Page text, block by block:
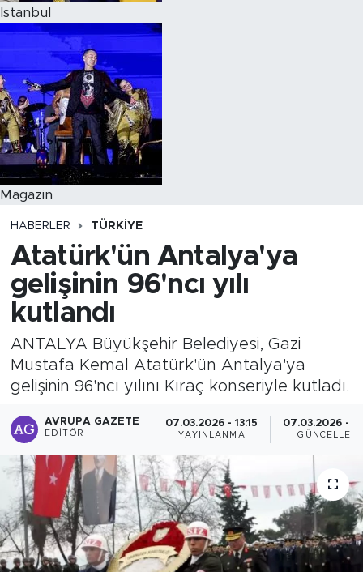
Istanbul
Magazin
HABERLER TÜRKİYE
Atatürk'ün Antalya'ya
gelişinin 96'ncı yılı
kutlandı
ANTALYA Büyükşehir Belediyesi, Gazi
Mustafa Kemal Atatürk'ün Antalya'ya
gelişinin 96'ncı yılını Kıraç konseriyle kutladı.
AVRUPA GAZETE
EDITÖR
07.03.2026 - 13:15
YAYINLANMA
07.03.2026 -